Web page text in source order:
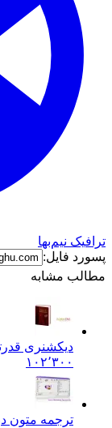
نیم‌بها
فایل:
مشابه
دیکشنری قدرتمند
۱۰۲٬۳۰۰
ترجمه متون در